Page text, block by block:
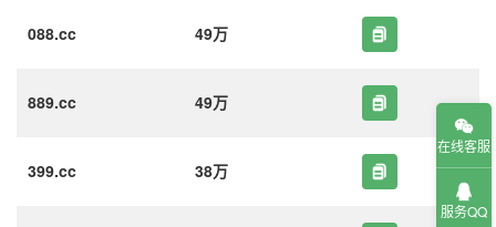
088.cc 49万
889.cc 49万
399.cc 38万
在线客服
服务QQ